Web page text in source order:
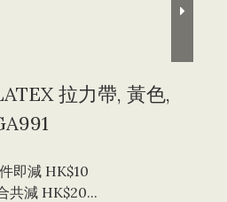
拉力帶, 黃色,
即減 HK$10
共減 HK$20...